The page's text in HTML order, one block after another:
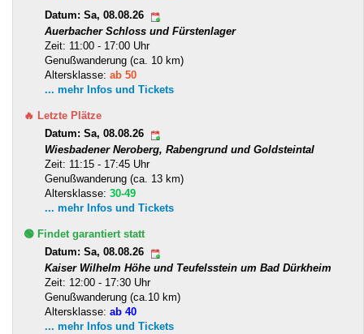
Datum: Sa, 08.08.26
Auerbacher Schloss und Fürstenlager
Zeit: 11:00 - 17:00 Uhr
Genußwanderung (ca. 10 km)
Altersklasse: ab 50
... mehr Infos und Tickets
🔥 Letzte Plätze
Datum: Sa, 08.08.26
Wiesbadener Neroberg, Rabengrund und Goldsteintal
Zeit: 11:15 - 17:45 Uhr
Genußwanderung (ca. 13 km)
Altersklasse: 30-49
... mehr Infos und Tickets
🟢 Findet garantiert statt
Datum: Sa, 08.08.26
Kaiser Wilhelm Höhe und Teufelsstein um Bad Dürkheim
Zeit: 12:00 - 17:30 Uhr
Genußwanderung (ca.10 km)
Altersklasse: ab 40
... mehr Infos und Tickets